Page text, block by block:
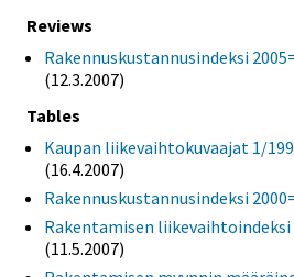
Reviews
Rakennuskustannusindeksi
(12.3.2007)
Tables
Kaupan liikevaihtokuvaajat 1/
(16.4.2007)
Rakennuskustannusindeksi
Rakentamisen liikevaihtoindeksi
(11.5.2007)